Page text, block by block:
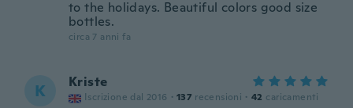
to the holidays. Beautiful colors good size
bottles.
circa 7 anni fa
K Kriste
Iscrizione dal 2016 · 137 recensioni · 42 caricamenti